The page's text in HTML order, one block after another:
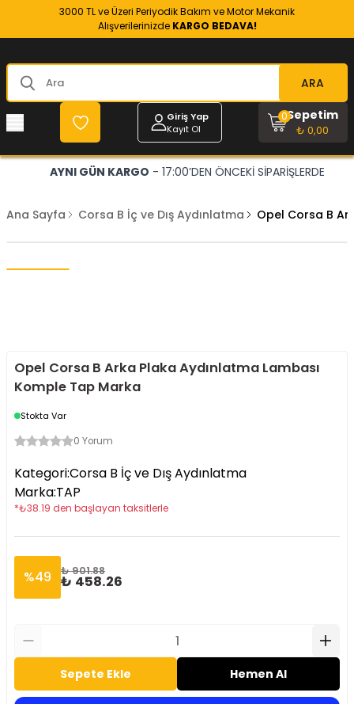
3000 TL ve Üzeri Periyodik Bakım ve Motor Mekanik
Alışverilerinizde KARGO BEDAVA!
ARA
Giriş Yap
Kayıt Ol
Sepetim
₺ 0,00
0
AYNI GÜN KARGO - 17:00’DEN ÖNCEKİ SİPARİŞLERDE
Ana Sayfa Corsa B İç ve Dış Aydınlatma Opel Corsa B
Opel Corsa B Arka Plaka Aydınlatma Lambası
Komple Tap Marka
Stokta Var
0 Yorum
Kategori:Corsa B İç ve Dış Aydınlatma
Marka:TAP
*₺38.19 den başlayan taksitlerle
%49 ₺ 901.88
₺ 458.26
Sepete Ekle Hemen Al